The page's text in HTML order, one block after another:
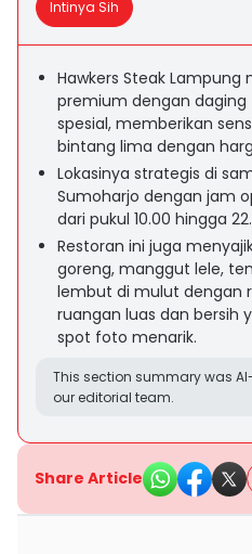
Intinya Sih
Hawkers Steak Lampung
premium dengan daging
spesial, memberikan
bintang lima dengan
Lokasinya strategis di
Sumoharjo dengan jam
dari pukul 10.00 hingga
Restoran ini juga
goreng, manggut lele,
lembut di mulut dengan
ruangan luas dan bersih
spot foto menarik.
This section summary was
our editorial team.
Share Article